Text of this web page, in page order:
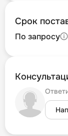
Срок
По запросу